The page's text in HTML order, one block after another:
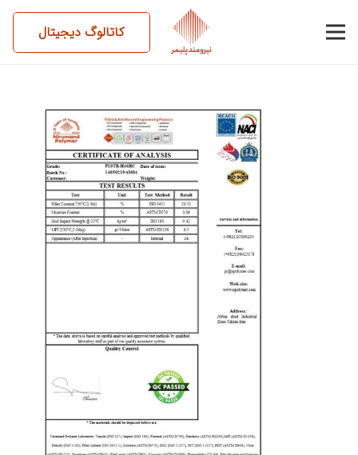
کاتالوگ دیجیتال
14050219AM04-P20TB-
H46R-C